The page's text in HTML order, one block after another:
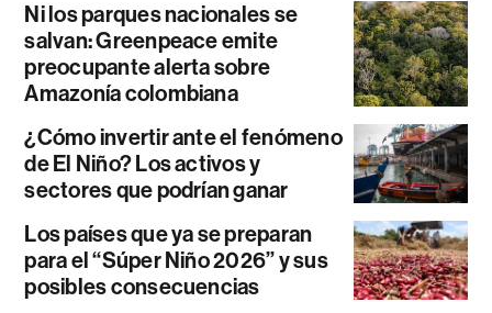
Ni los parques nacionales se
salvan: Greenpeace emite
preocupante alerta sobre
Amazonía colombiana
¿Cómo invertir ante el fenómeno
de El Niño? Los activos y
sectores que podrían ganar
Los países que ya se preparan
para el “Súper Niño 2026” y sus
posibles consecuencias